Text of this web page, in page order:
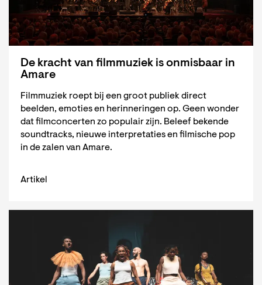
De kracht van filmmuziek is onmisbaar in
Amare
Filmmuziek roept bij een groot publiek direct
beelden, emoties en herinneringen op. Geen wonder
dat filmconcerten zo populair zijn. Beleef bekende
soundtracks, nieuwe interpretaties en filmische pop
in de zalen van Amare.
Artikel